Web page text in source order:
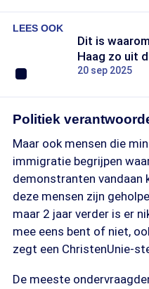
LEES OOK
Dit is
Haag zo uit
20 sep 2025
Politiek
Maar ook mensen die
immigratie begrijpen
demonstranten vandaan
deze mensen zijn
maar 2 jaar verder is er
mee eens bent of niet,
zegt een ChristenUnie-
De meeste